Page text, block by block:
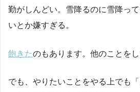
勤がしんどい。雪降るのに雪降っ
いとか嫌すぎる。
飽きたのもあります。他のことをし
でも、やりたいことをやる上でも